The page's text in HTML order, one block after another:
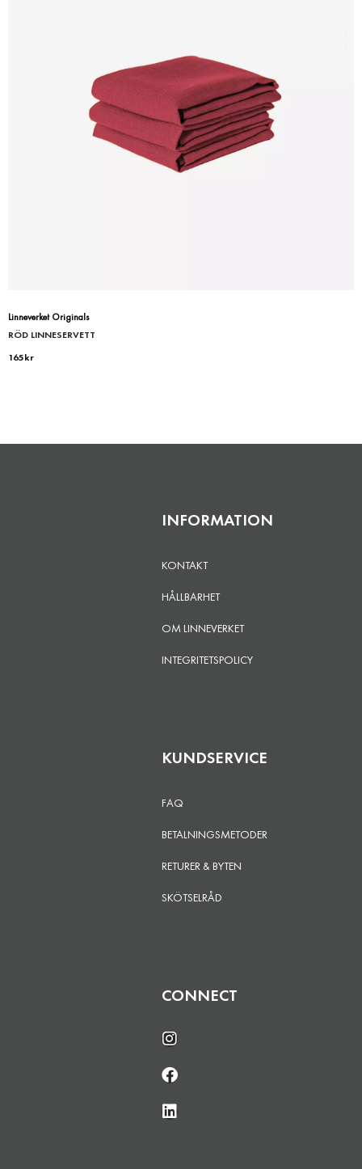
Linneverket Originals
RÖD LINNESERVETT
165kr
INFORMATION
KONTAKT
HÅLLBARHET
OM LINNEVERKET
INTEGRITETSPOLICY
KUNDSERVICE
FAQ
BETALNINGSMETODER
RETURER & BYTEN
SKÖTSELRÅD
CONNECT